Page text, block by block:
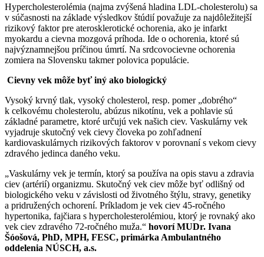
Hypercholesterolémia (najma zvýšená hladina LDL-cholesterolu) sa
v súčasnosti na základe výsledkov štúdií považuje za najdôležitejší
rizikový faktor pre aterosklerotické ochorenia, ako je infarkt
myokardu a cievna mozgová príhoda. Ide o ochorenia, ktoré sú
najvýznamnejšou príčinou úmrtí. Na srdcovocievne ochorenia
zomiera na Slovensku takmer polovica populácie.
Cievny vek môže byť iný ako biologický
Vysoký krvný tlak, vysoký cholesterol, resp. pomer „dobrého“
k celkovému cholesterolu, abúzus nikotínu, vek a pohlavie sú
základné parametre, ktoré určujú vek našich ciev. Vaskulárny vek
vyjadruje skutočný vek cievy človeka po zohľadnení
kardiovaskulárnych rizikových faktorov v porovnaní s vekom cievy
zdravého jedinca daného veku.
„Vaskulárny vek je termín, ktorý sa používa na opis stavu a zdravia
ciev (artérií) organizmu. Skutočný vek ciev môže byť odlišný od
biologického veku v závislosti od životného štýlu, stravy, genetiky
a pridružených ochorení. Príkladom je vek ciev 45-ročného
hypertonika, fajčiara s hypercholesterolémiou, ktorý je rovnaký ako
vek ciev zdravého 72-ročného muža.“ hovorí MUDr. Ivana
Šóošová, PhD, MPH, FESC, primárka Ambulantného
oddelenia NÚSCH, a.s.